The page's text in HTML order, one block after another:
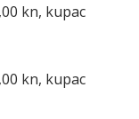
kn, kupac
kn, kupac